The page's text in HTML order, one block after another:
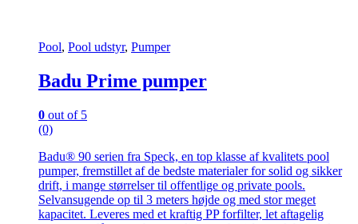
Pool, Pool udstyr, Pumper
Badu Prime pumper
0 out of 5
(0)
Badu® 90 serien fra Speck, en top klasse af kvalitets pool
pumper, fremstillet af de bedste materialer for solid og sikker
drift, i mange størrelser til offentlige og private pools.
Selvansugende op til 3 meters højde og med stor meget
kapacitet. Leveres med et kraftig PP forfilter, let aftagelig